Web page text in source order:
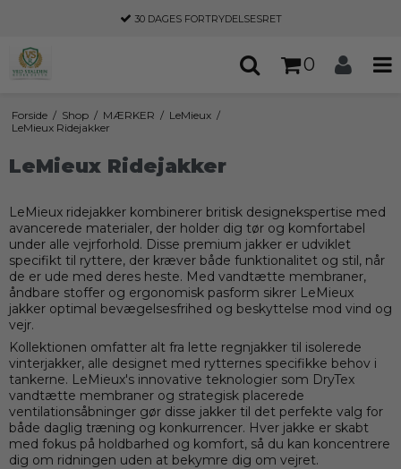
30 DAGES FORTRYDELSESRET
0
Forside / Shop / MÆRKER / LeMieux /
LeMieux Ridejakker
LeMieux Ridejakker
LeMieux ridejakker kombinerer britisk designekspertise med
avancerede materialer, der holder dig tør og komfortabel
under alle vejrforhold. Disse premium jakker er udviklet
specifikt til ryttere, der kræver både funktionalitet og stil, når
de er ude med deres heste. Med vandtætte membraner,
åndbare stoffer og ergonomisk pasform sikrer LeMieux
jakker optimal bevægelsesfrihed og beskyttelse mod vind og
vejr.
Kollektionen omfatter alt fra lette regnjakker til isolerede
vinterjakker, alle designet med rytternes specifikke behov i
tankerne. LeMieux's innovative teknologier som DryTex
vandtætte membraner og strategisk placerede
ventilationsåbninger gør disse jakker til det perfekte valg for
både daglig træning og konkurrencer. Hver jakke er skabt
med fokus på holdbarhed og komfort, så du kan koncentrere
dig om ridningen uden at bekymre dig om vejret.